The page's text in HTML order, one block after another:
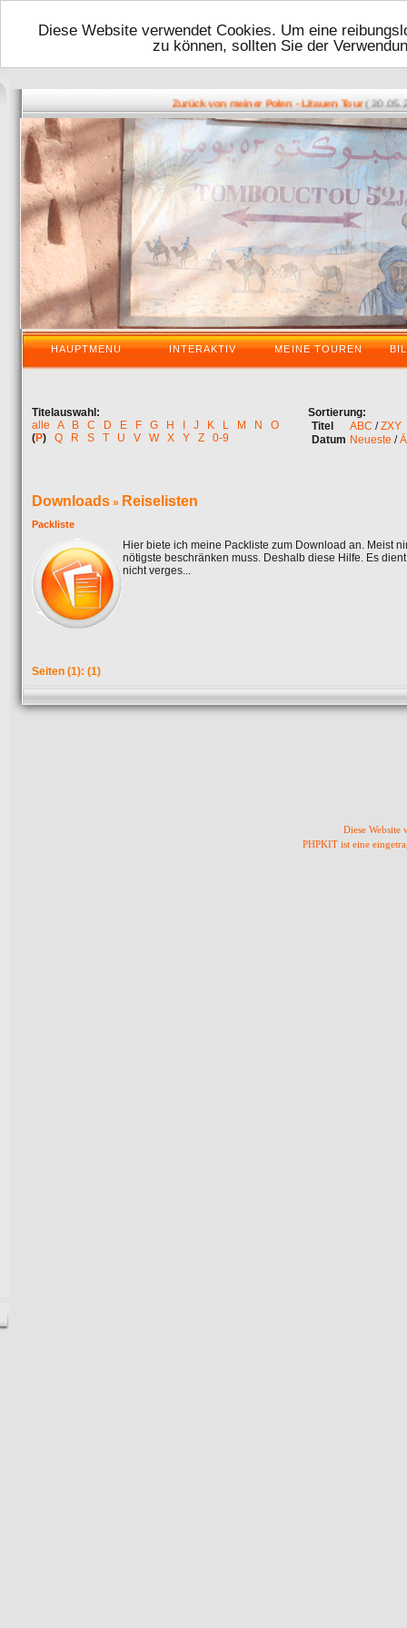
Diese Website verwendet Cookies. Um eine
zu können, sollten Sie der
Zurück von meiner Polen - Litauen Tour(
HAUPTMENU INTERAKTIV MEINE TOUREN
Titelauswahl:
alle
A B C D E F G H J K L M N
O
(P) Q R S T U V W X Y Z 0-9
Sortierung:
Titel
ABC /ZXY
Datum Neueste /
Downloads » Reiselisten
Packliste
Hier biete ich meine Packliste zum Download an. Meist
nötigste beschränken muss. Deshalb diese Hilfe. Es
nicht verges...
Seiten (1): (1)
Diese Website
PHPKIT ist eine